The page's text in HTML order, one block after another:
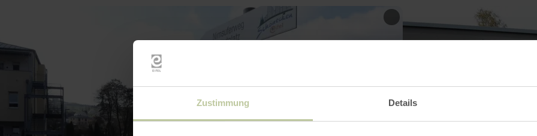
Zustimmung Details